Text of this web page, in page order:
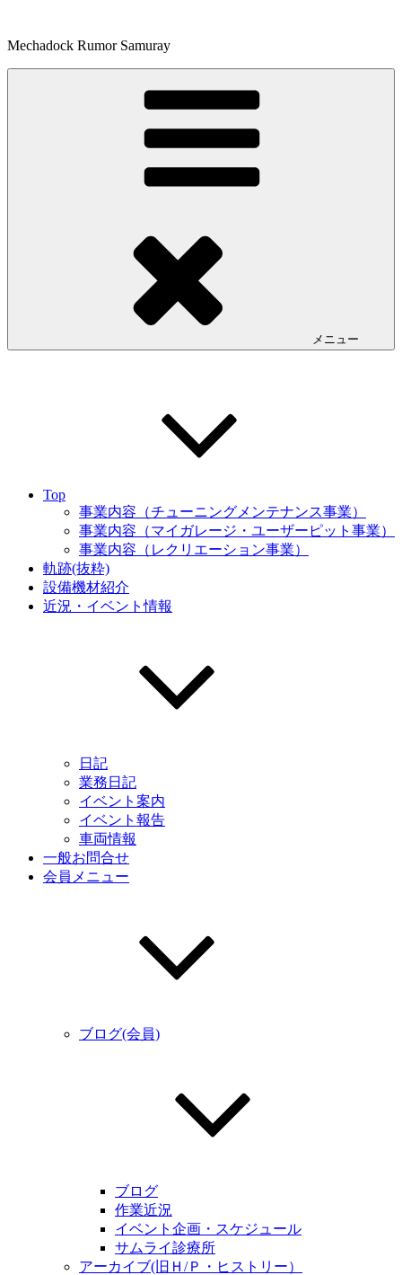
テ
ン
Mechadock Rumor Samuray
メニュー
Top
事業内容（チューニングメンテナンス事業）
事業内容（マイガレージ・ユーザーピット事業）
事業内容（レクリエーション事業）
軌跡(抜粋)
設備機材紹介
近況・イベント情報
日記
業務日記
イベント案内
イベント報告
車両情報
一般お問合せ
会員メニュー
ブログ(会員)
ブログ
作業近況
イベント企画・スケジュール
サムライ診療所
アーカイブ(旧Ｈ/Ｐ・ヒストリー）